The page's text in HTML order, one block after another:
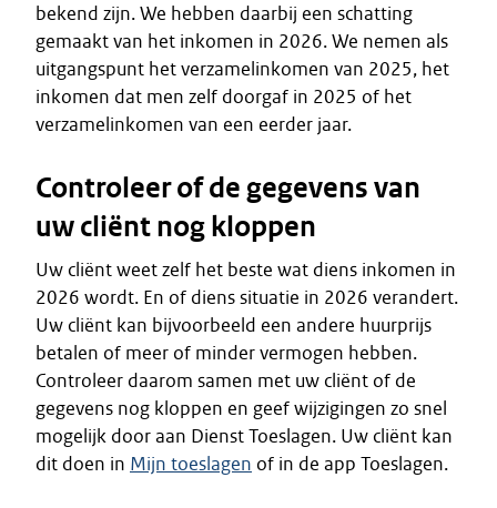
bekend zijn. We hebben daarbij een schatting
gemaakt van het inkomen in 2026. We nemen als
uitgangspunt het verzamelinkomen van 2025, het
inkomen dat men zelf doorgaf in 2025 of het
verzamelinkomen van een eerder jaar.
Controleer of de gegevens van
uw cliënt nog kloppen
Uw cliënt weet zelf het beste wat diens inkomen in
2026 wordt. En of diens situatie in 2026 verandert.
Uw cliënt kan bijvoorbeeld een andere huurprijs
betalen of meer of minder vermogen hebben.
Controleer daarom samen met uw cliënt of de
gegevens nog kloppen en geef wijzigingen zo snel
mogelijk door aan Dienst Toeslagen. Uw cliënt kan
dit doen in Mijn toeslagen of in de app Toeslagen.